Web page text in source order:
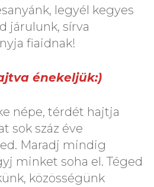
legyél kegyes
járulunk, sírva
fiaidnak!
énekeljük:)
népe, térdét hajtja
sok száz éve
Maradj mindig
minket soha el. Téged
közösségünk